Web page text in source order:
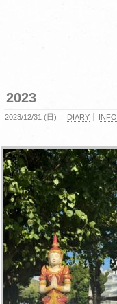
2023
2023/12/31 (日) DIARY INFO